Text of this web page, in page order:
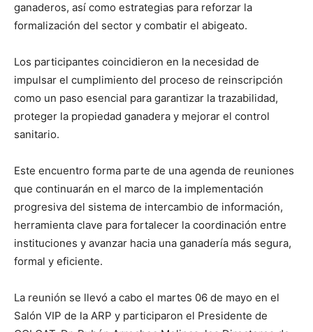
ganaderos, así como estrategias para reforzar la
formalización del sector y combatir el abigeato.
Los participantes coincidieron en la necesidad de
impulsar el cumplimiento del proceso de reinscripción
como un paso esencial para garantizar la trazabilidad,
proteger la propiedad ganadera y mejorar el control
sanitario.
Este encuentro forma parte de una agenda de reuniones
que continuarán en el marco de la implementación
progresiva del sistema de intercambio de información,
herramienta clave para fortalecer la coordinación entre
instituciones y avanzar hacia una ganadería más segura,
formal y eficiente.
La reunión se llevó a cabo el martes 06 de mayo en el
Salón VIP de la ARP y participaron el Presidente de